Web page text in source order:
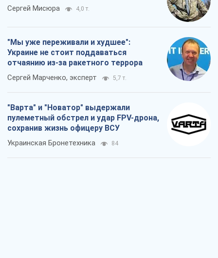
Сергей Мисюра 4,0 т.
"Мы уже переживали и худшее":
Украине не стоит поддаваться
отчаянию из-за ракетного террора
Сергей Марченко, эксперт 5,7 т.
"Варта" и "Новатор" выдержали
пулеметный обстрел и удар FPV-дрона,
сохранив жизнь офицеру ВСУ
Украинская Бронетехника 84